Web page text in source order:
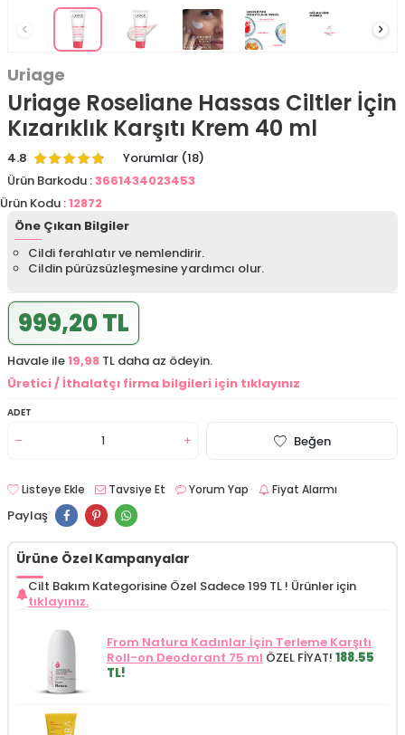
Uriage
Uriage Roseliane Hassas Ciltler İçin
Kızarıklık Karşıtı Krem 40 ml
4.8
Yorumlar (18)
Ürün Barkodu :3661434023453
Ürün Kodu :12872
Öne Çıkan Bilgiler
Cildi ferahlatır ve nemlendirir.
Cildin pürüzsüzleşmesine yardımcı olur.
999,20 TL
Havale ile19,98 TL daha az ödeyin.
Üretici / İthalatçı firma bilgileri için tıklayınız
ADET
Beğen
Listeye Ekle Tavsiye Et Yorum Yap Fiyat Alarmı
Paylaş
Ürüne Özel Kampanyalar
Cilt Bakım Kategorisine Özel Sadece 199 TL ! Ürünler için
tıklayınız.
From Natura Kadınlar İçin Terleme Karşıtı
Roll-on Deodorant 75 ml ÖZEL FİYAT! 188.55
TL!